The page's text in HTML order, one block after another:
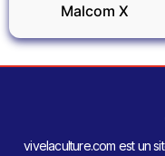
Malcom X
vivelaculture.com est un